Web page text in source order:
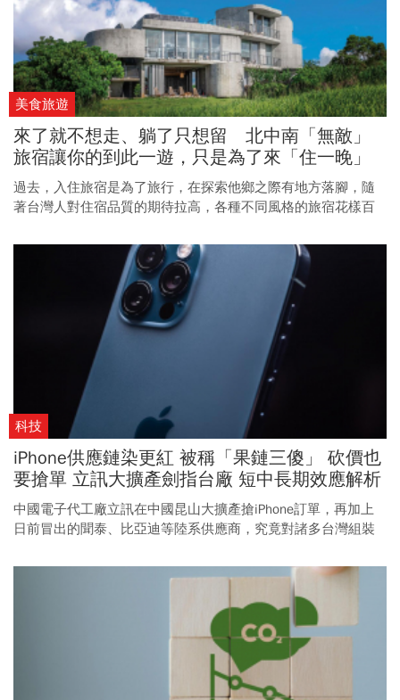
美食旅遊
來了就不想走、躺了只想留 北中南「無敵」
旅宿讓你的到此一遊，只是為了來「住一晚」
過去，入住旅宿是為了旅行，在探索他鄉之際有地方落腳，隨
著台灣人對住宿品質的期待拉高，各種不同風格的旅宿花樣百
不用再緊湊地趕行程走馬看花，待在旅宿放鬆放空，享受度假
的悠閒感，這一次，出發旅行是為了在旅宿留一晚。
科技
iPhone供應鏈染更紅 被稱「果鏈三傻」 砍價也
要搶單 立訊大擴產劍指台廠 短中長期效應解析
中國電子代工廠立訊在中國昆山大擴產搶iPhone訂單，再加上
日前冒出的聞泰、比亞迪等陸系供應商，究竟對諸多台灣組裝